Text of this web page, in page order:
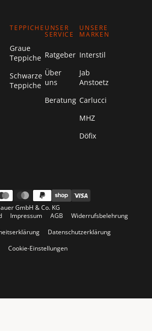
TEPPICHE
Graue
Teppiche
Schwarze
Teppiche
UNSER
SERVICE
Ratgeber
Über
uns
Beratung
UNSERE
MARKEN
Interstil
Jab
Anstoetz
Carlucci
MHZ
Döfix
GmbH & Co. KG
Impressum AGB
Widerrufsbelehrung
Datenschutzerklärung
Cookie-Einstellungen